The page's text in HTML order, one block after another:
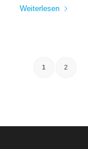
Weiterlesen
1 2